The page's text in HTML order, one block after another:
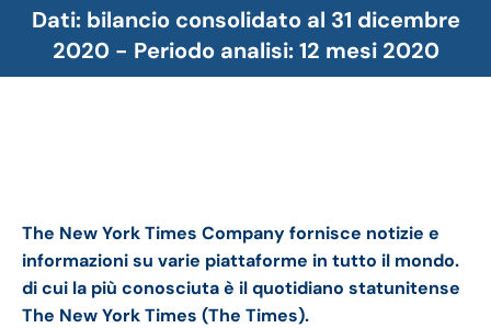
Dati: bilancio consolidato al 31 dicembre
2020 - Periodo analisi: 12 mesi 2020
The New York Times Company fornisce notizie e
informazioni su varie piattaforme in tutto il mondo.
di cui la più conosciuta è il quotidiano statunitense
The New York Times (The Times).